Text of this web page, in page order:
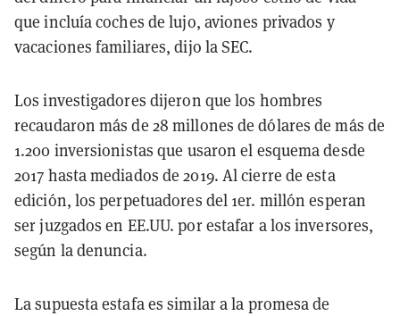
que incluía coches de lujo, aviones privados y
vacaciones familiares, dijo la SEC.
Los investigadores dijeron que los hombres
recaudaron más de 28 millones de dólares de más de
1.200 inversionistas que usaron el esquema desde
2017 hasta mediados de 2019. Al cierre de esta
edición, los perpetuadores del 1er. millón esperan
ser juzgados en EE.UU. por estafar a los inversores,
según la denuncia.
La supuesta estafa es similar a la promesa de